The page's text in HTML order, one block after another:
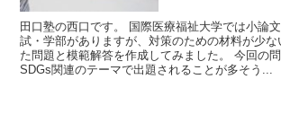
田口塾の西口です。 国際医療福祉大学では小論
試・学部がありますが、対策のための材料が少
た問題と模範解答を作成してみました。 今回の
SDGs関連のテーマで出題されることが多そう...